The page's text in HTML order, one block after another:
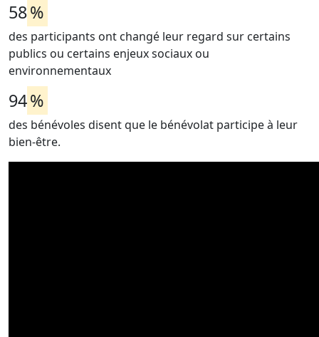
58%
des participants ont changé leur regard sur certains
publics ou certains enjeux sociaux ou
environnementaux
94%
des bénévoles disent que le bénévolat participe à leur
bien-être.